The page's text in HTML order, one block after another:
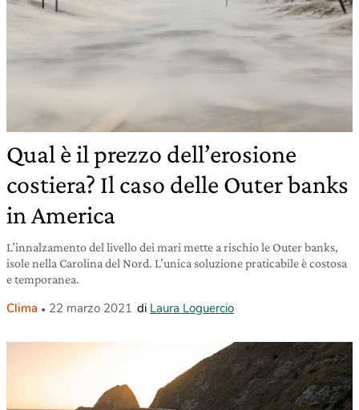
Qual è il prezzo dell’erosione
costiera? Il caso delle Outer banks
in America
L’innalzamento del livello dei mari mette a rischio le Outer banks,
isole nella Carolina del Nord. L’unica soluzione praticabile è costosa
e temporanea.
Clima 22 marzo 2021 di Laura Loguercio